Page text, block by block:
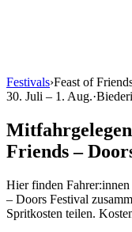
Festivals›Feast of
30. Juli – 1. Aug.·
Friends –
Hier finden
– Doors Festival
Spritkosten teilen.